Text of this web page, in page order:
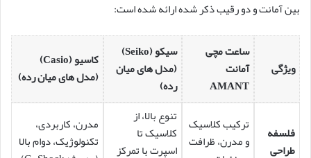
بین آمانت و دو رقیب ذکر شده ارائه شده است:
ویژگی
ساعت مچی
آمانت
AMANT
سیکو (Seiko)
(مدل های میان
رده)
کاسیو (Casio)
(مدل های میان رده)
فلسفه
طراحی
ترکیب کلاسیک
و مدرن، ظرافت
تنوع بالا، از
کلاسیک تا
اسپرت با تمرکز
مدرن، کاربردی،
تکنولوژیک، دوام بالا